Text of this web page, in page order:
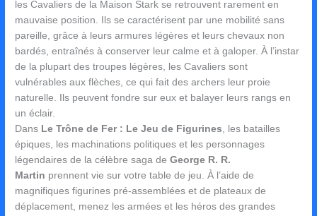
les Cavaliers de la Maison Stark se retrouvent rarement en
mauvaise position. Ils se caractérisent par une mobilité sans
pareille, grâce à leurs armures légères et leurs chevaux non
bardés, entraînés à conserver leur calme et à galoper. À l’instar
de la plupart des troupes légères, les Cavaliers sont
vulnérables aux flèches, ce qui fait des archers leur proie
naturelle. Ils peuvent fondre sur eux et balayer leurs rangs en
un éclair.
Dans Le Trône de Fer : Le Jeu de Figurines, les batailles
épiques, les machinations politiques et les personnages
légendaires de la célèbre saga deGeorge R. R.
Martin prennent vie sur votre table de jeu. À l’aide de
magnifiques figurines pré-assemblées et de plateaux de
déplacement, menez les armées et les héros des grandes